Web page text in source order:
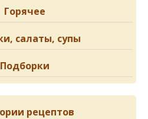
Горячее
салаты, супы
Подборки
рецептов